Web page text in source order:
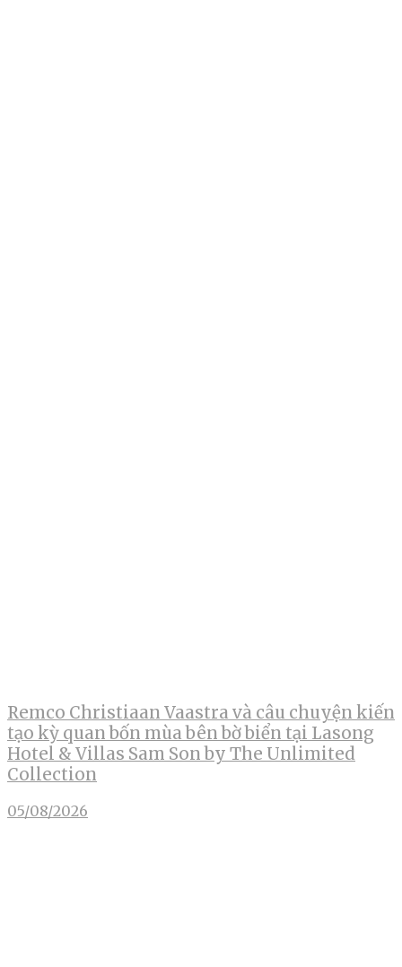
Remco Christiaan Vaastra và câu chuyện kiến
tạo kỳ quan bốn mùa bên bờ biển tại Lasong
Hotel & Villas Sam Son by The Unlimited
Collection
05/08/2026